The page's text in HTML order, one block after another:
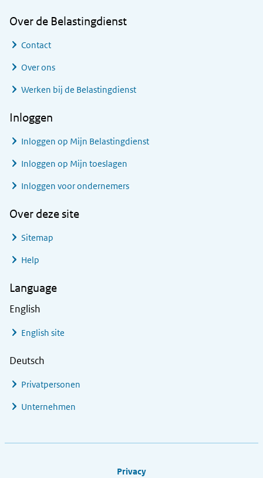
Over de Belastingdienst
Contact
Over ons
Werken bij de Belastingdienst
Inloggen
Inloggen op Mijn Belastingdienst
Inloggen op Mijn toeslagen
Inloggen voor ondernemers
Over deze site
Sitemap
Help
Language
English
English site
Deutsch
Privatpersonen
Unternehmen
Privacy